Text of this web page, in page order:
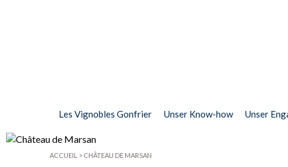
Les Vignobles Gonfrier Unser Know-how Unser
ACCUEIL > CHÂTEAU DE MARSAN